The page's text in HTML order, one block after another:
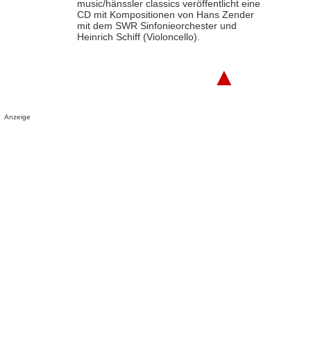
music/hänssler classics veröffentlicht eine
CD mit Kompositionen von Hans Zender
mit dem SWR Sinfonieorchester und
Heinrich Schiff (Violoncello).
▲
Anzeige